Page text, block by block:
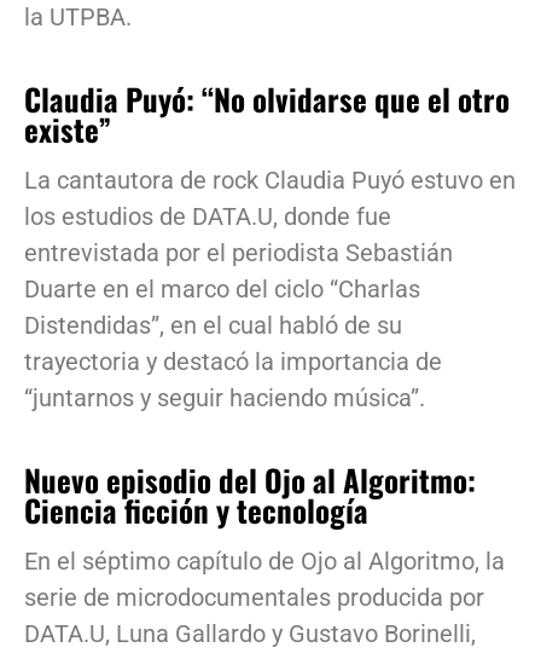
la UTPBA.
Claudia Puyó: “No olvidarse que el otro
existe”
La cantautora de rock Claudia Puyó estuvo en
los estudios de DATA.U, donde fue
entrevistada por el periodista Sebastián
Duarte en el marco del ciclo “Charlas
Distendidas”, en el cual habló de su
trayectoria y destacó la importancia de
“juntarnos y seguir haciendo música”.
Nuevo episodio del Ojo al Algoritmo:
Ciencia ficción y tecnología
En el séptimo capítulo de Ojo al Algoritmo, la
serie de microdocumentales producida por
DATA.U, Luna Gallardo y Gustavo Borinelli,